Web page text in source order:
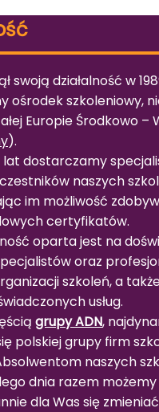
swoją działalność w
ośrodek szkoleniowy,
Europie Środkowo –
).
lat dostarczamy
naszych
im możliwość
certyfikatów.
oparta jest na
oraz
szkoleń, a
usług.
grupy ADN,
polskiej grupy firm
naszych
dnia razem
dla Was się